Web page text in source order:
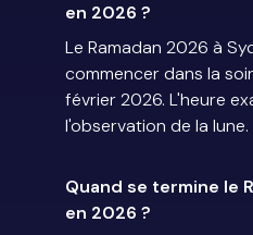
en 2026 ?
Le Ramadan 2026 à
commencer dans la
février 2026. L'heure
l'observation de la lune.
Quand se termine le
en 2026 ?